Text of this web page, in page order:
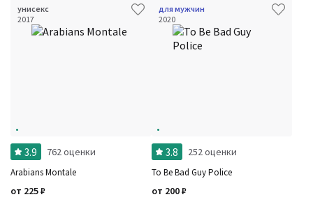
унисекс
2017
3.9 762 оценки
Arabians Montale
от 225₽
для мужчин
2020
3.8 252 оценки
To Be Bad Guy Police
от 200₽